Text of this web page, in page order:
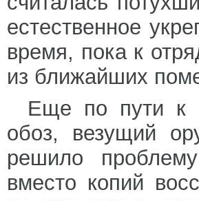
естественное
время, пока к
из ближайших
Еще по пути к
обоз, везущий
решило
вместо копий